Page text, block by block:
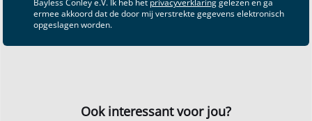
Bayless Conley e.V. Ik heb het privacyverklaringgelezen en ga
ermee akkoord dat de door mij verstrekte gegevens elektronisch
opgeslagen worden.
Ook interessant voor jou?